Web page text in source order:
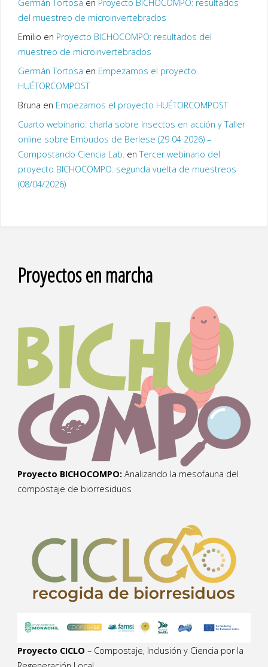
Germán Tortosa en Proyecto BICHOCOMPO: resultados
del muestreo de microinvertebrados
Emilio en Proyecto BICHOCOMPO: resultados del
muestreo de microinvertebrados
Germán Tortosa en Empezamos el proyecto
HUÉTORCOMPOST
Bruna en Empezamos el proyecto HUÉTORCOMPOST
Cuarto webinario: charla sobre Insectos en acción y Taller
online sobre Embudos de Berlese (29 04 2026) –
Compostando Ciencia Lab.enTercer webinario del
proyecto BICHOCOMPO: segunda vuelta de muestreos
(08/04/2026)
Proyectos en marcha
Proyecto BICHOCOMPO: Analizando la mesofauna del
compostaje de biorresiduos
Proyecto CICLO – Compostaje, Inclusión y Ciencia por la